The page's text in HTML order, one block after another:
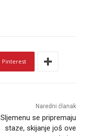
Pinterest
Naredni članak
se pripremaju
staze, skijanje još ove